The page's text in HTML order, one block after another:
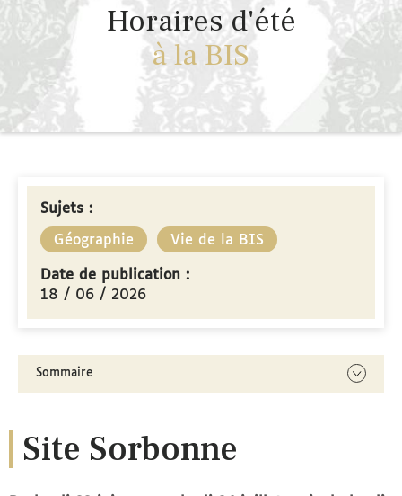
Horaires d'été
à la BIS
Sujets :
Géographie Vie de la BIS
Date de publication :
18 / 06 / 2026
Sommaire
Site Sorbonne